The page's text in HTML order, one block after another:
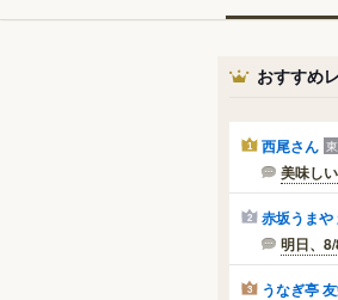
おすすめ
1 西尾さん
美味し
2 赤坂うまや
明日、
3 うなぎ亭